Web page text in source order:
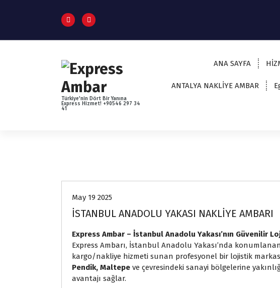
r
Türkiye'nin Dört Bir Yanına
Express Hizmet! +90546 297 34
41
ANA SAYFA
ANTALYA NAKLİYE AMBAR
May 19 2025
İSTANBUL ANADOLU YAKASI NAKLİYE AMBARI
Express Ambar – İstanbul Anadolu Yakası’nın Güvenilir
Express Ambarı, İstanbul Anadolu Yakası’nda
kargo/nakliye hizmeti sunan profesyonel bir lojistik
Pendik, Maltepe ve çevresindeki sanayi bölgelerine
avantajı sağlar.